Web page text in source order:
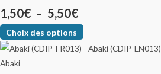
1,50€ – 5,50€
Choix des options
Abaki